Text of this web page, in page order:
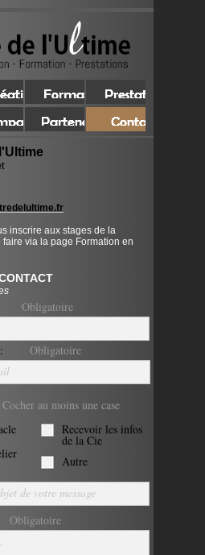
inscrire aux stages de la
via la page Formation en
Obligatoire
Obligatoire
Obligatoire
de votre message
Cocher au moins une case
Recevoir les infos
de la Cie
Autre